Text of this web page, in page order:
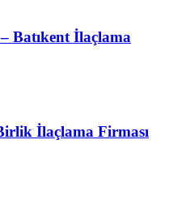
Batıkent İlaçlama
İlaçlama Firması